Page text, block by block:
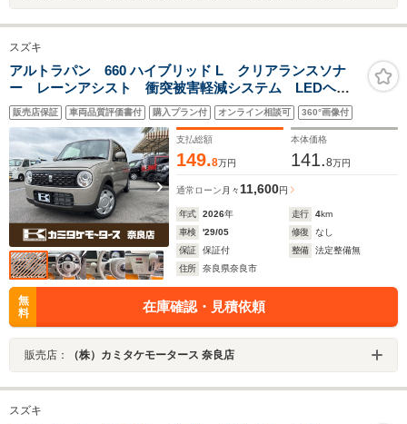
スズキ
アルトラパン 660 ハイブリッド L クリアランスソナ
ー レーンアシスト 衝突被害軽減システム LEDヘッ
ドランプ スマートキー アイドリングストップ 電動
格納ミラー シートヒーター ベンチシート CVT 盗
難防止システム ABS ESC
販売店保証 車両品質評価書付 購入プラン付 オンライン相談可 360°画像付
支払総額
149.8万円
本体価格
141.8万円
通常ローン 月々 11,600円
年式 2026年 走行 4km
車検
'29/05 修復
なし
保証
保証付 整備
法定整備無
住所
奈良県奈良市
無
料
在庫確認・見積依頼
販売店： （株）カミタケモータース 奈良店
スズキ